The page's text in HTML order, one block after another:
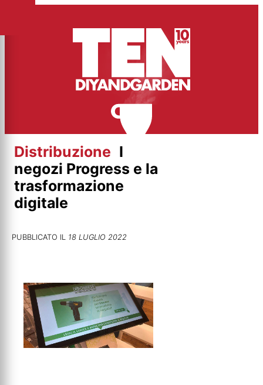
contenuto
Distribuzione I
negozi Progress e la
trasformazione
digitale
PUBBLICATO IL 18 LUGLIO 2022